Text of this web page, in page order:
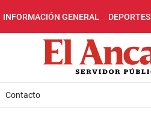
INFORMACIÓN GENERAL DEPORTES
Contacto